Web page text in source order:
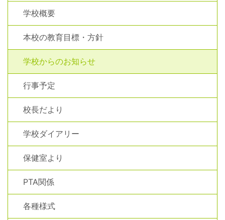
学校概要
本校の教育目標・方針
学校からのお知らせ
行事予定
校長だより
学校ダイアリー
保健室より
PTA関係
各種様式